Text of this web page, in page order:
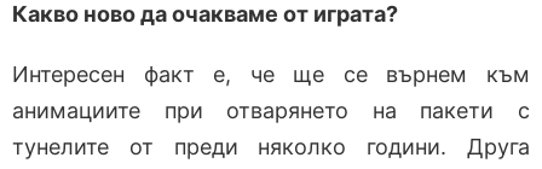
Какво ново да очакваме от играта?
Интересен факт е, че ще се върнем към
анимациите при отварянето на пакети с
тунелите от преди няколко години. Друга